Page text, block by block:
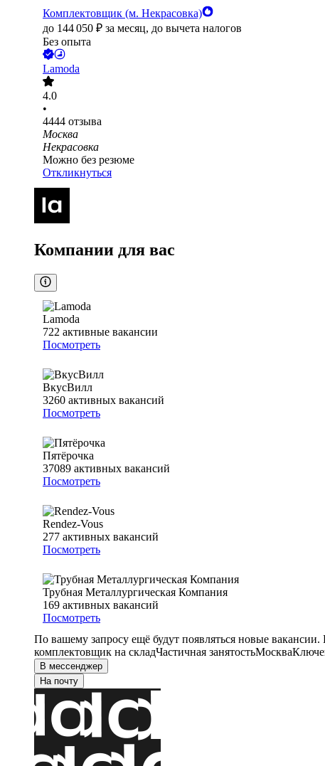
Комплектовщик (м. Некрасовка)
до 144 050 ₽ за месяц, до вычета налогов
Без опыта
Lamoda
4.0
•
4444 отзыва
Москва
Некрасовка
Можно без резюме
Откликнуться
Компании для вас
Lamoda
722 активные вакансии
Посмотреть
ВкусВилл
3260 активных вакансий
Посмотреть
Пятёрочка
37089 активных вакансий
Посмотреть
Rendez-Vous
277 активных вакансий
Посмотреть
Трубная Металлургическая Компания
169 активных вакансий
Посмотреть
По вашему запросу ещё будут появляться новые
комплектовщик на складЧастичная занятостьМосква
В мессенджер
На почту